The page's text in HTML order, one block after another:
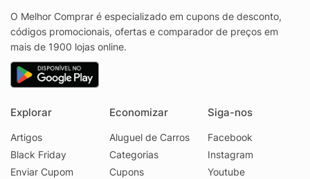
O Melhor Comprar é especializado em cupons de desconto,
códigos promocionais, ofertas e comparador de preços em
mais de 1900 lojas online.
Explorar
Artigos
Black Friday
Enviar Cupom
Economizar
Aluguel de Carros
Categorias
Cupons
Siga-nos
Facebook
Instagram
Youtube